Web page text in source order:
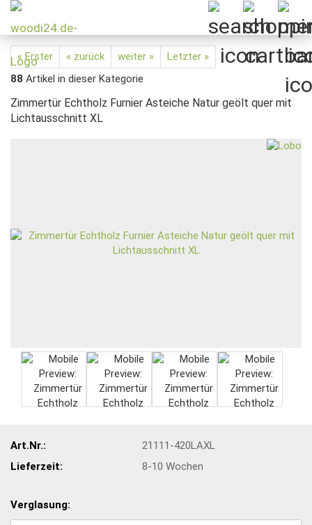
« Erster « zurück weiter »
Letzter »
88 Artikel in dieser Kategorie
Zimmertür Echtholz Furnier Asteiche Natur geölt quer mit
Lichtausschnitt XL
Art.Nr.:
21111-420LAXL
Lieferzeit:
8-10 Wochen
Verglasung: